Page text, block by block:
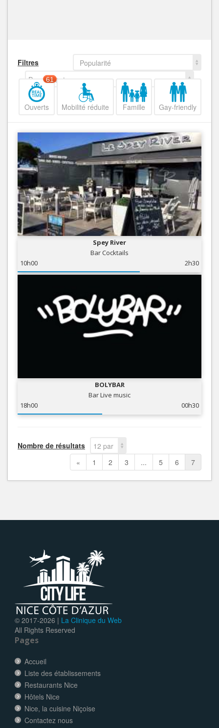
Filtres
Popularité
Decroissant
Ouverts
61
Mobilité réduite Famille Gay-friendly
Spey River
Bar Cocktails
10h00
2h30
BOLYBAR
Bar Live music
18h00
00h30
Nombre de résultats
12 par
page
« 1 2 3 ... 5 6 7
© 2017-2026 | La Clinique du Web
All Rights Reserved
Pages
Accueil
Liste des établissements
Restaurants Nice
Hôtels Nice
Nice, la cuisine Niçoise
Contactez nous